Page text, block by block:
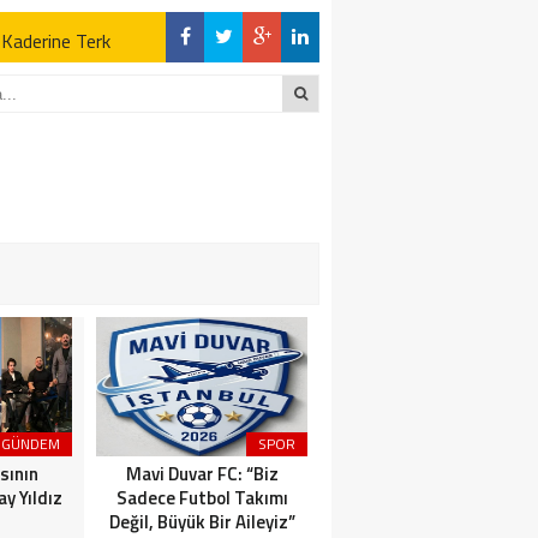
Terk
Açıklamalar
Terk
GÜNDEM
Yıldız
SPOR
Mavi Duvar FC: “Biz
Sadece Futbol Takımı
Değil, Büyük Bir Aileyiz”